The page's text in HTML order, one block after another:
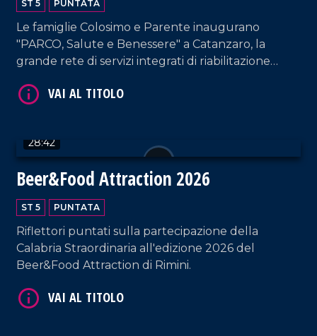
ST 5 PUNTATA
Le famiglie Colosimo e Parente inaugurano
"PARCO, Salute e Benessere" a Catanzaro, la
grande rete di servizi integrati di riabilitazione
28:42
Beer&Food Attraction 2026
ST 5 PUNTATA
Riflettori puntati sulla partecipazione della
Calabria Straordinaria all'edizione 2026 del
Beer&Food Attraction di Rimini.
VAI AL TITOLO